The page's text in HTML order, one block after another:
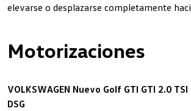
elevarse o desplazarse completamente
Motorizaciones
VOLKSWAGEN Nuevo Golf GTI GTI 2.0
DSG